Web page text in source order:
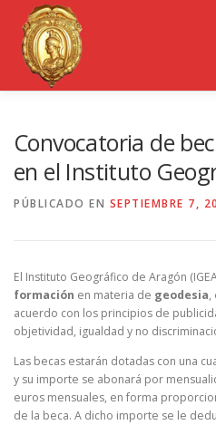
contenido
REVISTA CDL-ARAGÓN
Convocatoria de
en el Instituto
PÚBLICADO EN SEPTIEMBRE 7,
El Instituto Geográfico de Aragón
formación en materia de geodesia,
acuerdo con los principios de
objetividad, igualdad y no
Las becas estarán dotadas con una
y su importe se abonará por
euros mensuales, en forma
de la beca. A dicho importe se le